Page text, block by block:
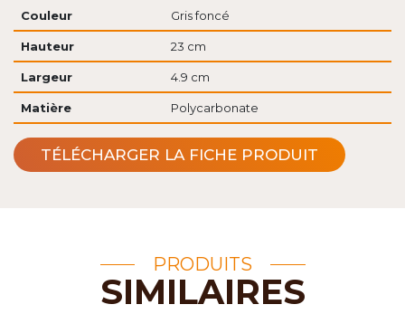
Couleur Gris foncé
Hauteur 23 cm
Largeur 4.9 cm
Matière Polycarbonate
TÉLÉCHARGER LA FICHE PRODUIT
PRODUITS
SIMILAIRES